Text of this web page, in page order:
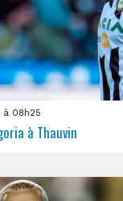
à 08h25
à Thauvin